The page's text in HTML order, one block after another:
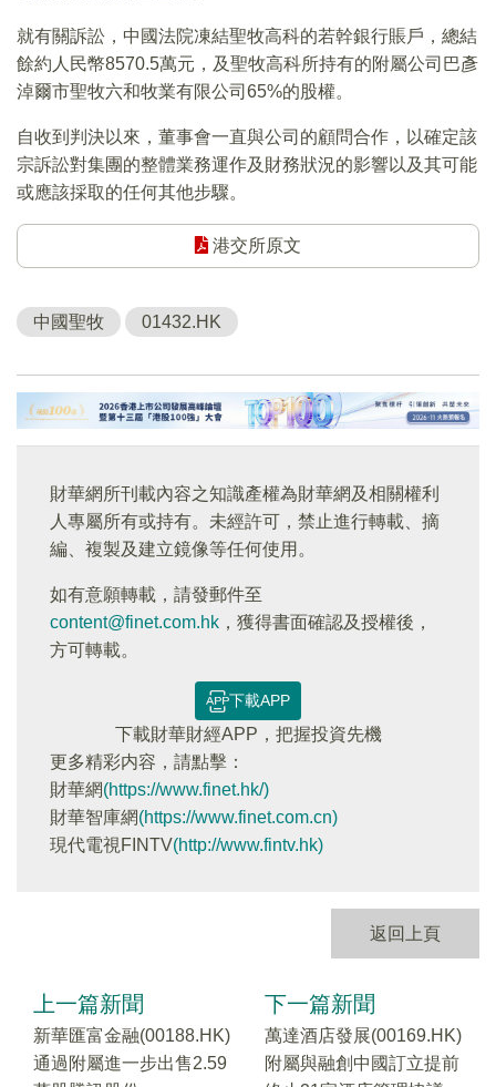
就有關訴訟，中國法院凍結聖牧高科的若幹銀行賬戶，總結
餘約人民幣8570.5萬元，及聖牧高科所持有的附屬公司巴彥
淖爾市聖牧六和牧業有限公司65%的股權。
自收到判決以來，董事會一直與公司的顧問合作，以確定該
宗訴訟對集團的整體業務運作及財務狀況的影響以及其可能
或應該採取的任何其他步驟。
港交所原文
中國聖牧 01432.HK
財華網所刊載內容之知識產權為財華網及相關權利
人專屬所有或持有。未經許可，禁止進行轉載、摘
編、複製及建立鏡像等任何使用。
如有意願轉載，請發郵件至
content@finet.com.hk ，獲得書面確認及授權後，
方可轉載。
下載APP
下載財華財經APP，把握投資先機
更多精彩内容，請點擊：
財華網(https://www.finet.hk/)
財華智庫網(https://www.finet.com.cn)
現代電視FINTV(http://www.fintv.hk)
返回上頁
上一篇新聞
新華匯富金融(00188.HK)
通過附屬進一步出售2.59
下一篇新聞
萬達酒店發展(00169.HK)
附屬與融創中國訂立提前